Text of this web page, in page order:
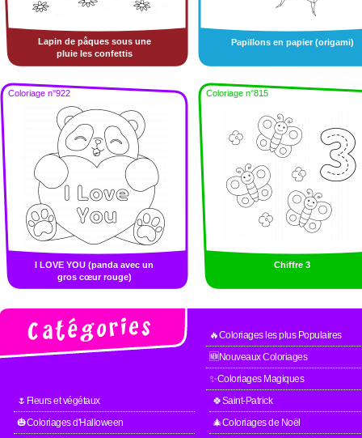
Lapin de pâques sous une
pluie les confettis
Papillons en papier (origami)
Coloriage n°922
I LOVE YOU (panda avec un
gros cœur rouge)
Coloriage n°815
Chiffre 3
🔥Coloriages les plus Populaires
🆕Nouveaux Coloriages
✨Coloriages Magiques
🌷Fleurs et végétaux
🍀Saint-Patrick
🎃Coloriages d'Halloween
🎄Coloriages de Noël